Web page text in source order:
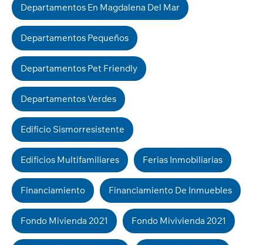
Departamentos En Magdalena Del Mar
Departamentos Pequeños
Departamentos Pet Friendly
Departamentos Verdes
Edificio Sismorresistente
Edificios Multifamiliares Ferias Inmobiliarias
Financiamiento Financiamiento De Inmuebles
Fondo Mivienda 2021 Fondo Mivivienda 2021